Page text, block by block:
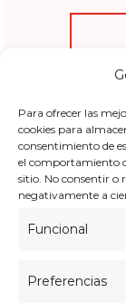
Para ofrecer las
cookies para
consentimiento de
el comportamiento
sitio. No consentir o
negativamente a
Funcional
Preferencias